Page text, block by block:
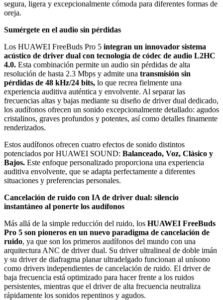
segura, ligera y excepcionalmente cómoda para diferentes formas de
oreja.
Sumérgete en el audio sin pérdidas
Los HUAWEI FreeBuds Pro 5 integran un innovador sistema
acústico de driver dual con tecnología de códec de audio L2HC
4.0. Esta combinación permite un audio sin pérdidas de alta
resolución de hasta 2.3 Mbps y admite una transmisión sin
pérdidas de 48 kHz/24 bits, lo que recrea fielmente una
experiencia auditiva auténtica y envolvente. Al separar las
frecuencias altas y bajas mediante su diseño de driver dual dedicado,
los audífonos ofrecen un sonido excepcionalmente detallado: agudos
cristalinos, graves profundos y potentes, así como detalles finamente
renderizados.
Estos audífonos ofrecen cuatro efectos de sonido distintos
potenciados por HUAWEI SOUND: Balanceado, Voz, Clásico y
Bajos. Este enfoque personalizado proporciona una experiencia
auditiva envolvente, que se adapta perfectamente a diferentes
situaciones y preferencias personales.
Cancelación de ruido con IA de driver dual: silencio
instantáneo al ponerte los audífonos
Más allá de la simple reducción del ruido, los HUAWEI FreeBuds
Pro 5 son pioneros en un nuevo paradigma de cancelación de
ruido, ya que son los primeros audífonos del mundo con una
arquitectura ANC de driver dual. Su driver ultralineal de doble imán
y su driver de diafragma planar ultradelgado funcionan al unísono
como drivers independientes de cancelación de ruido. El driver de
baja frecuencia está optimizado para hacer frente a los ruidos
persistentes, mientras que el driver de alta frecuencia neutraliza
rápidamente los sonidos repentinos y agudos.